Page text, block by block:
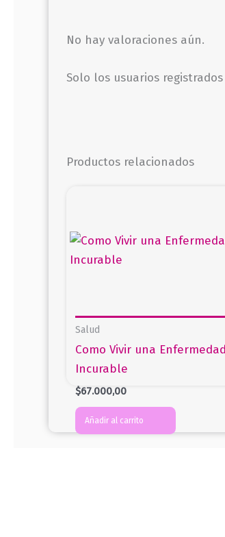
No hay valoraciones aún.
Solo los usuarios
Productos relacionados
Salud
Como Vivir una Enfermedad
Incurable
$67.000,00
Añadir al carrito